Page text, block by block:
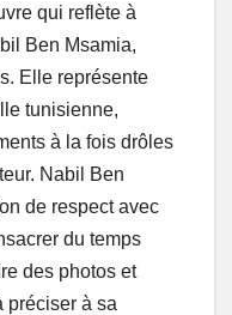
qui reflète à
Ben Msamia,
Elle représente
tunisienne,
à la fois drôles
Nabil Ben
de respect avec
du temps
des photos et
préciser à sa